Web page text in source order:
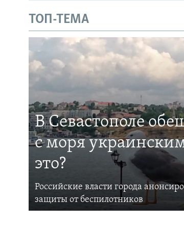
ТОП-ТЕМА
В Севастополе
с моря
это?
Российские власти города
защиты от беспилотников